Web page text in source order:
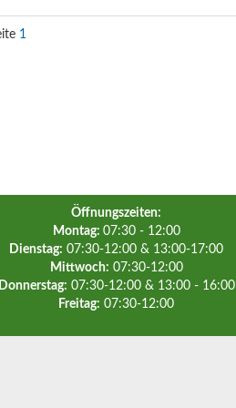
1
Öffnungszeiten:
Montag: 07:30 - 12:00
Dienstag: 07:30-12:00 & 13:00-17:00
Mittwoch: 07:30-12:00
Donnerstag: 07:30-12:00 & 13:00 - 16:00
Freitag: 07:30-12:00